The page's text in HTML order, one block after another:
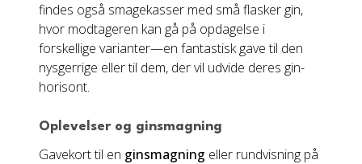
findes også smagekasser med små flasker gin,
hvor modtageren kan gå på opdagelse i
forskellige varianter—en fantastisk gave til den
nysgerrige eller til dem, der vil udvide deres gin-
horisont.
Oplevelser og ginsmagning
Gavekort til en ginsmagning eller rundvisning på